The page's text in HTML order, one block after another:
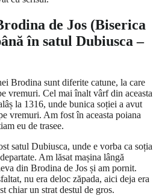
de Jos (Biserica
în satul Dubiusca –
Brodina sunt diferite catune, la care
vremuri. Cel mai înalt vârf din aceasta
la 1316, unde bunica soției a avut
vremuri. Am fost în aceasta poiana
eu de trasee.
satul Dubiusca, unde e vorba ca soția
Am lăsat mașina lângă
din Brodina de Jos și am pornit.
nu era deloc zăpada, aici deja era
chiar un strat destul de gros.